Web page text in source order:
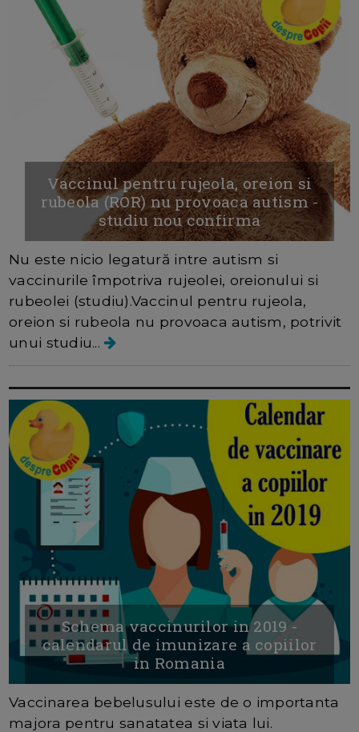
Vaccinul pentru rujeola, oreion si
rubeola (ROR) nu provoaca autism -
studiu nou confirma
Nu este nicio legatură intre autism si
vaccinurile împotriva rujeolei, oreionului si
rubeolei (studiu).Vaccinul pentru rujeola,
oreion si rubeola nu provoaca autism, potrivit
unui studiu...
Schema vaccinurilor in 2019 -
calendarul de imunizare a copiilor
in Romania
Vaccinarea bebelusului este de o importanta
majora pentru sanatatea si viata lui.